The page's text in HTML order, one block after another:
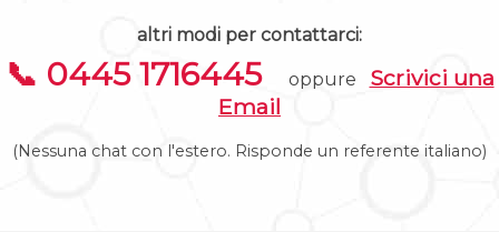
altri modi per contattarci:
📞 0445 1716445 oppure Scrivici una
Email
(Nessuna chat con l'estero. Risponde un referente italiano)